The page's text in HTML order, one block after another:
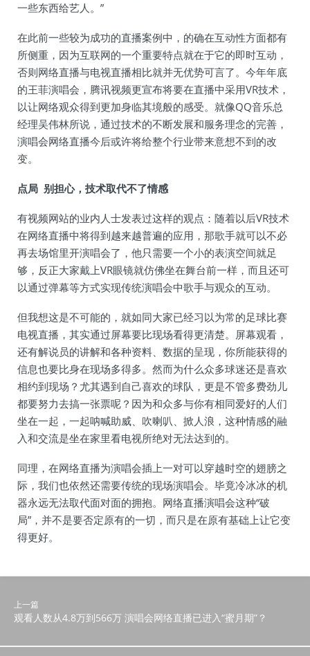
一些东西给艺人。”
在此前一些较为成功的直播案例中，的确在互动性方面都有
所侧重，因为互联网的一个重要特点就在于它的即时互动，
否则网络直播与电视直播相比就并无优势可言了。今年年底
的王菲演唱会，腾讯视频更宣布将要在直播中采用VR技术，
以让网络观众得到更加身临其境般的感受。就像QQ音乐总
经理吴伟林所说，通过技术的不断发展和服务理念的完善，
演唱会网络直播今后或许将给整个行业带来意想不到的改
变。
点局 别担心，技术取代不了情感
有视频网站的业内人士发表过这样的观点：随着以后VR技术
在网络直播中将得到越来越普遍的应用，那歌手就可以不必
再去场馆里开演唱会了，他只需要一个小的表演空间就足
够，反正大家戴上VR眼镜就仿佛坐在舞台前一样，而且还可
以通过弹幕等方式实现传统演唱会中歌手与观众的互动。
但我想这是不可能的，就如同大家已经习以为常的足球比赛
电视直播，其实通过屏幕要比现场看得更清楚。屏幕观看，
还有解说员的讲解和各种资料、数据的呈现，你所能获得的
信息也要比身在现场多得多。然而为什么众多球迷还是喜欢
相约到现场？尤其遇到自己喜欢的球队，更是不管多费劲儿
都要努力去搞一张票呢？因为和众多与你有相同爱好的人们
坐在一起，一起呐喊助威、吹喇叭、掀人浪，这种情感的融
入和交流是坐在家里看电视所绝对无法达到的。
同理，在网络直播为演唱会插上一对可以穿越时空的翅膀之
际，我们也依然还需要传统的现场演唱会。毕竟冷冰冰的机
器永远无法取代面对面的拥抱。网络直播演唱会这种“破
局”，并不是要否定原有的一切，而只是在原有基础上让它变
得更好。
上一篇
观看人数从4.8万到566万 演唱会网络直播已进入“蜜月期”？